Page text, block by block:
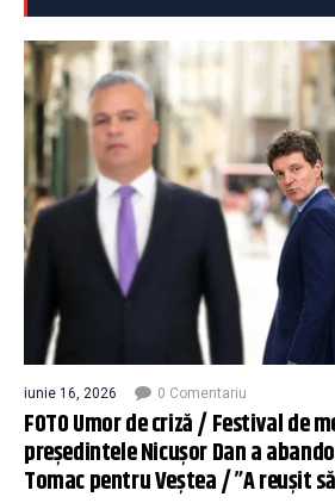
iunie 16, 2026 0 Comentariu
FOTO Umor de criză / Festival de
președintele Nicușor Dan a
Tomac pentru Veștea / ”A reușit